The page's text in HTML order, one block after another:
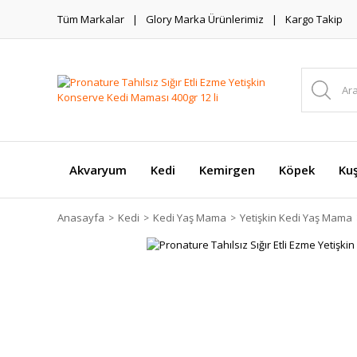
Tüm Markalar Glory Marka Ürünlerimiz Kargo Takip
Akvaryum Kedi Kemirgen Köpek
Anasayfa Kedi Kedi Yaş Mama Yetişkin Kedi Yaş Mama